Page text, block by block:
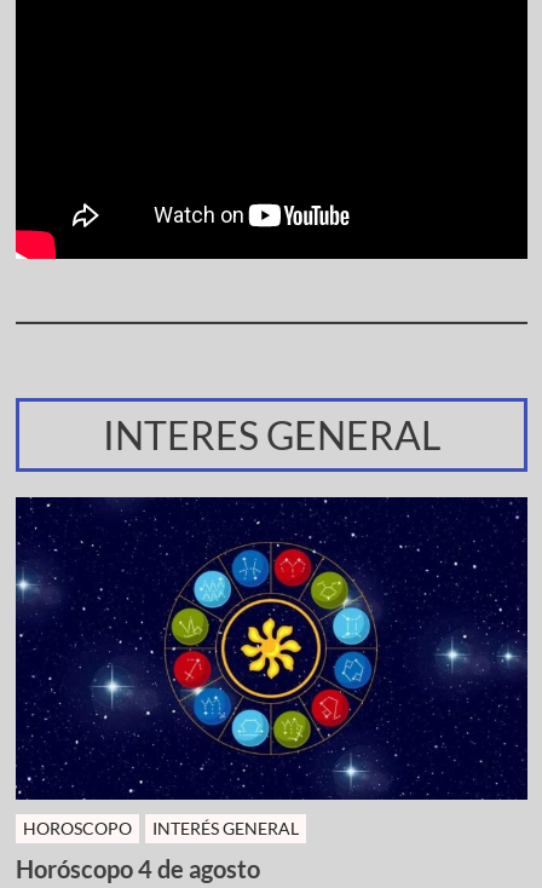
INTERES GENERAL
HOROSCOPO INTERÉS GENERAL
Horóscopo 4 de agosto